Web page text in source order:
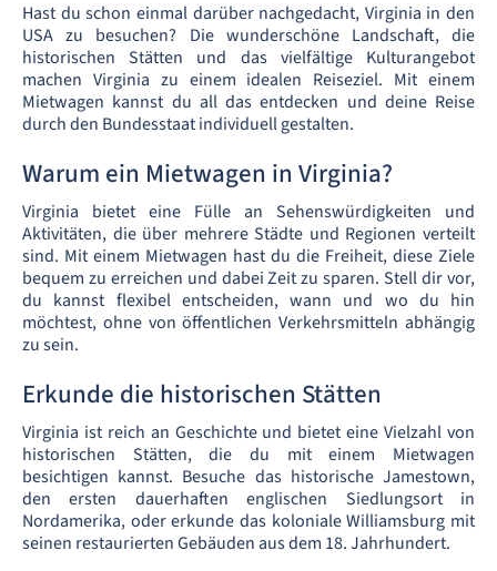
Hast du schon einmal darüber nachgedacht, Virginia in den
USA zu besuchen? Die wunderschöne Landschaft, die
historischen Stätten und das vielfältige Kulturangebot
machen Virginia zu einem idealen Reiseziel. Mit einem
Mietwagen kannst du all das entdecken und deine Reise
durch den Bundesstaat individuell gestalten.
Warum ein Mietwagen in Virginia?
Virginia bietet eine Fülle an Sehenswürdigkeiten und
Aktivitäten, die über mehrere Städte und Regionen verteilt
sind. Mit einem Mietwagen hast du die Freiheit, diese Ziele
bequem zu erreichen und dabei Zeit zu sparen. Stell dir vor,
du kannst flexibel entscheiden, wann und wo du hin
möchtest, ohne von öffentlichen Verkehrsmitteln abhängig
zu sein.
Erkunde die historischen Stätten
Virginia ist reich an Geschichte und bietet eine Vielzahl von
historischen Stätten, die du mit einem Mietwagen
besichtigen kannst. Besuche das historische Jamestown,
den ersten dauerhaften englischen Siedlungsort in
Nordamerika, oder erkunde das koloniale Williamsburg mit
seinen restaurierten Gebäuden aus dem 18. Jahrhundert.